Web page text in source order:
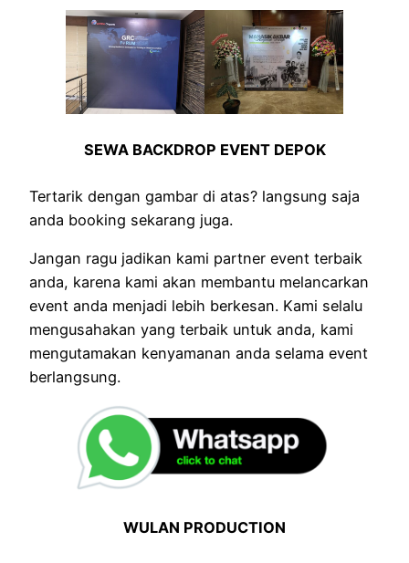
SEWA BACKDROP EVENT DEPOK
Tertarik dengan gambar di atas? langsung saja
anda booking sekarang juga.
Jangan ragu jadikan kami partner event terbaik
anda, karena kami akan membantu melancarkan
event anda menjadi lebih berkesan. Kami selalu
mengusahakan yang terbaik untuk anda, kami
mengutamakan kenyamanan anda selama event
berlangsung.
WULAN PRODUCTION